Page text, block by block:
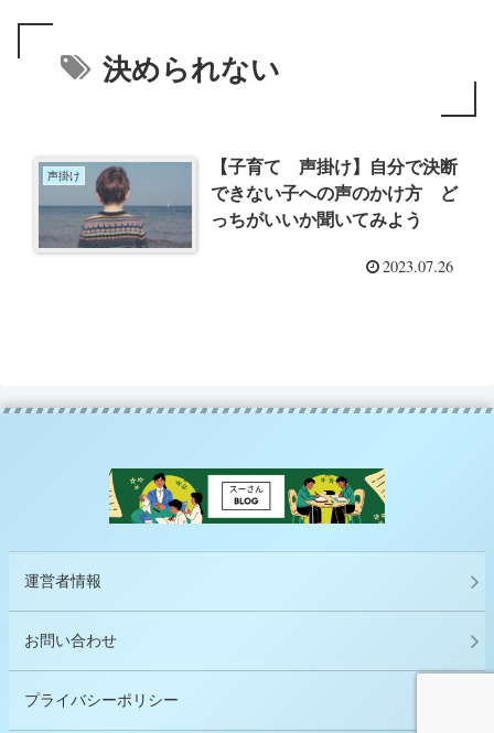
決められない
声掛け
【子育て 声掛け】自分で決断
できない子への声のかけ方 ど
っちがいいか聞いてみよう
2023.07.26
運営者情報
お問い合わせ
プライバシーポリシー